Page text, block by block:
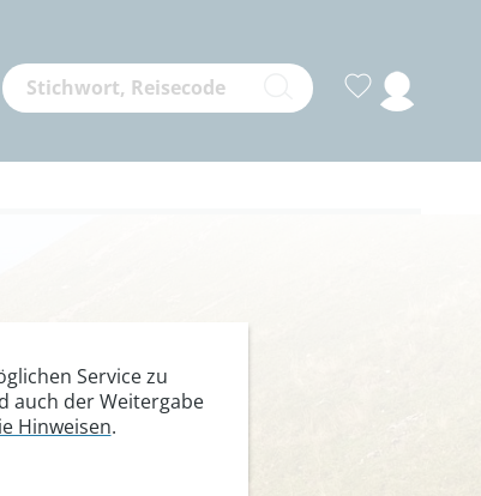
Service zu
auch der Weitergabe
Hinweisen.